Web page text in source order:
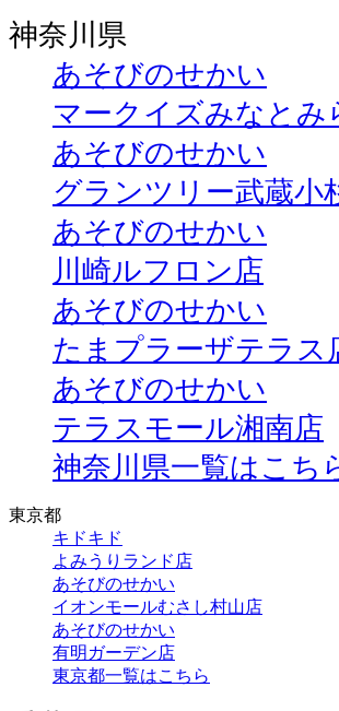
神奈川県
あそびのせかい
マークイズみなとみ
あそびのせかい
グランツリー武蔵小
あそびのせかい
川崎ルフロン店
あそびのせかい
たまプラーザテラス
あそびのせかい
テラスモール湘南店
神奈川県一覧はこち
東京都
キドキド
よみうりランド店
あそびのせかい
イオンモールむさし村山店
あそびのせかい
有明ガーデン店
東京都一覧はこちら